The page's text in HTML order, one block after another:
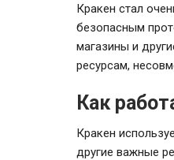
Кракен стал
безопасным
магазины и
ресурсам,
Как
Кракен
другие важные